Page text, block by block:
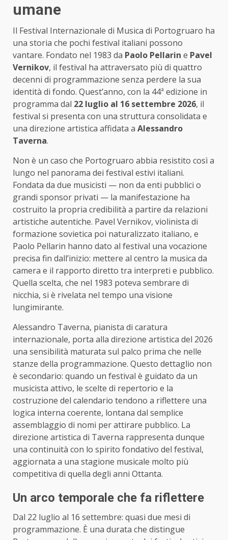
umane
Il Festival Internazionale di Musica di Portogruaro ha
una storia che pochi festival italiani possono
vantare. Fondato nel 1983 da Paolo Pellarin e Pavel
Vernikov, il festival ha attraversato più di quattro
decenni di programmazione senza perdere la sua
identità di fondo. Quest’anno, con la 44ª edizione in
programma dal 22 luglio al 16 settembre 2026, il
festival si presenta con una struttura consolidata e
una direzione artistica affidata a Alessandro
Taverna.
Non è un caso che Portogruaro abbia resistito così a
lungo nel panorama dei festival estivi italiani.
Fondata da due musicisti — non da enti pubblici o
grandi sponsor privati — la manifestazione ha
costruito la propria credibilità a partire da relazioni
artistiche autentiche. Pavel Vernikov, violinista di
formazione sovietica poi naturalizzato italiano, e
Paolo Pellarin hanno dato al festival una vocazione
precisa fin dall’inizio: mettere al centro la musica da
camera e il rapporto diretto tra interpreti e pubblico.
Quella scelta, che nel 1983 poteva sembrare di
nicchia, si è rivelata nel tempo una visione
lungimirante.
Alessandro Taverna, pianista di caratura
internazionale, porta alla direzione artistica del 2026
una sensibilità maturata sul palco prima che nelle
stanze della programmazione. Questo dettaglio non
è secondario: quando un festival è guidato da un
musicista attivo, le scelte di repertorio e la
costruzione del calendario tendono a riflettere una
logica interna coerente, lontana dal semplice
assemblaggio di nomi per attirare pubblico. La
direzione artistica di Taverna rappresenta dunque
una continuità con lo spirito fondativo del festival,
aggiornata a una stagione musicale molto più
competitiva di quella degli anni Ottanta.
Un arco temporale che fa riflettere
Dal 22 luglio al 16 settembre: quasi due mesi di
programmazione. È una durata che distingue